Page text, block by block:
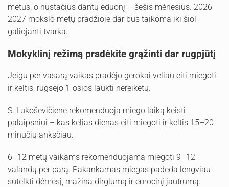
metus, o nustačius dantų ėduonį – šešis mėnesius. 2026–
2027 mokslo metų pradžioje dar bus taikoma iki šiol
galiojanti tvarka.
Mokyklinį režimą pradėkite grąžinti dar rugpjūtį
Jeigu per vasarą vaikas pradėjo gerokai vėliau eiti miegoti
ir keltis, rugsėjo 1-osios laukti nereikėtų.
S. Lukoševičienė rekomenduoja miego laiką keisti
palaipsniui – kas kelias dienas eiti miegoti ir keltis 15–20
minučių anksčiau.
6–12 metų vaikams rekomenduojama miegoti 9–12
valandų per parą. Pakankamas miegas padeda lengviau
sutelkti dėmesį, mažina dirglumą ir emocinį jautrumą.